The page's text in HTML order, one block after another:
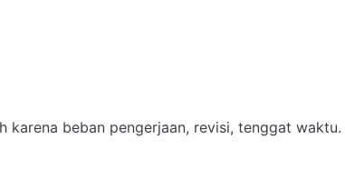
karena beban pengerjaan, revisi, tenggat waktu.